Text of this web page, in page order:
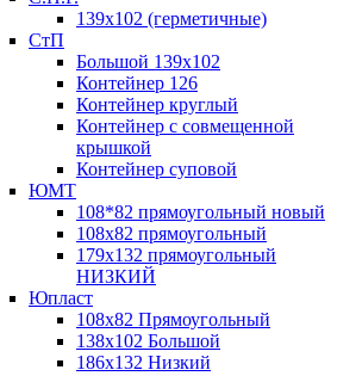
139х102 (герметичные)
СтП
Большой 139х102
Контейнер 126
Контейнер круглый
Контейнер с совмещенной
крышкой
Контейнер суповой
ЮМТ
108*82 прямоугольный новый
108х82 прямоугольный
179х132 прямоугольный
НИЗКИЙ
Юпласт
108х82 Прямоугольный
138х102 Большой
186х132 Низкий